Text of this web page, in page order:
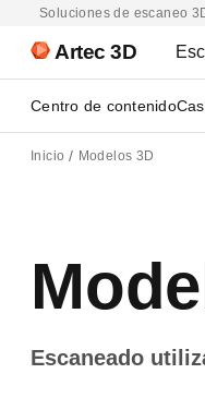
Soluciones de escaneo
Artec 3D
Centro de contenido
Inicio Modelos 3D
Escaneado